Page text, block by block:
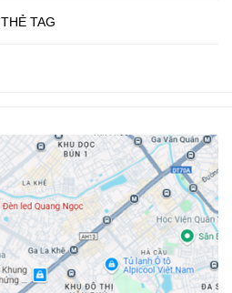
THẺ TAG